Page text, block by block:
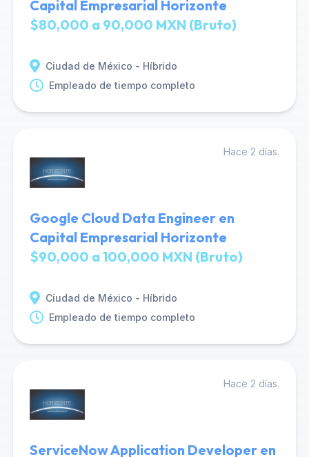
Capital Empresarial Horizonte
$80,000 a 90,000 MXN (Bruto)
Ciudad de México - Híbrido
Empleado de tiempo completo
Hace 2 días.
Google Cloud Data Engineer en
Capital Empresarial Horizonte
$90,000 a 100,000 MXN (Bruto)
Ciudad de México - Híbrido
Empleado de tiempo completo
Hace 2 días.
ServiceNow Application Developer en